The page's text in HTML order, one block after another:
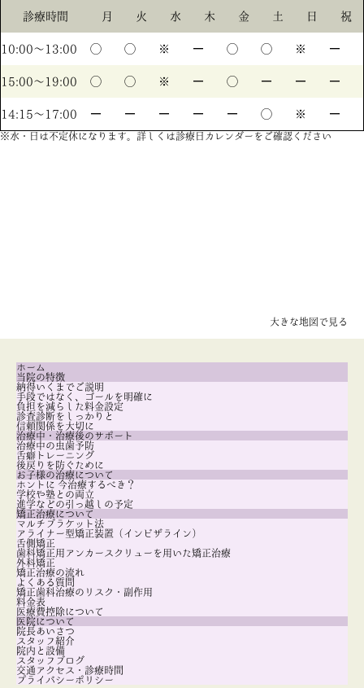
診療時間 月 火 水 木 金 土 日 祝
10:00〜13:00 ◯ ◯ ※ ー ◯ ◯ ※ ー
15:00〜19:00 ◯ ◯ ※ ー ◯ ー ー ー
14:15〜17:00 ー ー ー ー ー ◯ ※ ー
※水・日は不定休になります。詳しくは診療日カレンダーをご確認ください
大きな地図で見る
ホーム
当院の特徴
納得いくまでご説明
手段ではなく、ゴールを明確に
負担を減らした料金設定
診査診断をしっかりと
信頼関係を大切に
治療中・治療後のサポート
治療中の虫歯予防
舌癖トレーニング
後戻りを防ぐために
お子様の治療について
ホントに 今治療するべき？
学校や塾との両立
進学などの引っ越しの予定
矯正治療について
マルチブラケット法
アライナー型矯正装置（インビザライン）
舌側矯正
歯科矯正用アンカースクリューを用いた矯正治療
外科矯正
矯正治療の流れ
よくある質問
矯正歯科治療のリスク・副作用
料金表
医療費控除について
医院について
院長あいさつ
スタッフ紹介
院内と設備
スタッフブログ
交通アクセス・診療時間
プライバシーポリシー